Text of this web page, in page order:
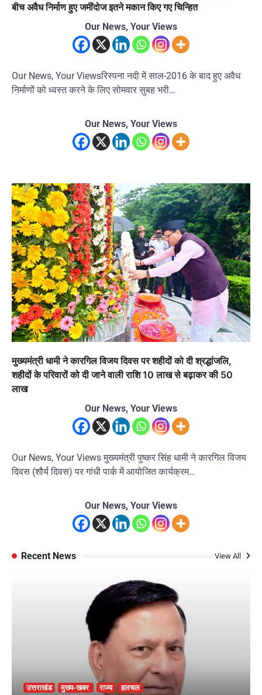
बीच अवैध निर्माण हुए जमींदोज इतने मकान किए गए चिन्हित
Our News, Your Views
Our News, Your Viewsरिस्पना नदी में साल-2016 के बाद हुए अवैध
निर्माणों को ध्वस्त करने के लिए सोमवार सुबह भरी…
Our News, Your Views
मुख्यमंत्री धामी ने कारगिल विजय दिवस पर शहीदों को दी श्रद्धांजलि,
शहीदों के परिवारों को दी जाने वाली राशि 10 लाख से बढ़ाकर की 50
लाख
Our News, Your Views
Our News, Your Views मुख्यमंत्री पुष्कर सिंह धामी ने कारगिल विजय
दिवस (शौर्य दिवस) पर गांधी पार्क में आयोजित कार्यक्रम…
Our News, Your Views
Recent News View All
उत्तराखंड मुख्य-खबर राज्य हलचल